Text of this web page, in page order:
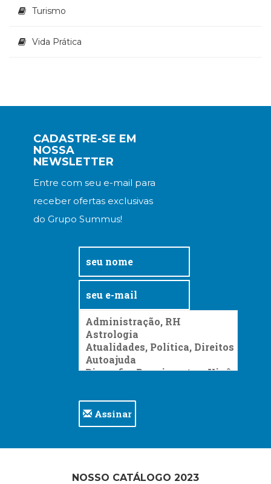
Turismo
Vida Prática
CADASTRE-SE EM
NOSSA
NEWSLETTER
Entre com seu e-mail para
receber ofertas exclusivas
do Grupo Summus!
Assinar
NOSSO CATÁLOGO 2023